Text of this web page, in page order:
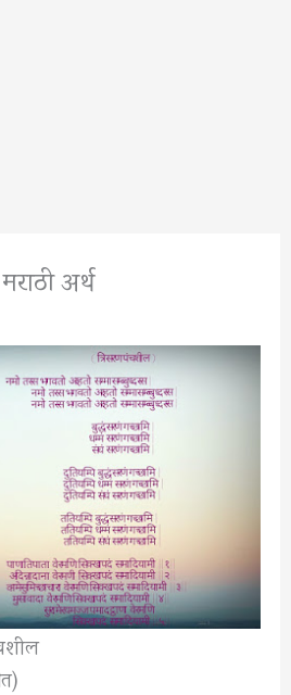
अर्थ